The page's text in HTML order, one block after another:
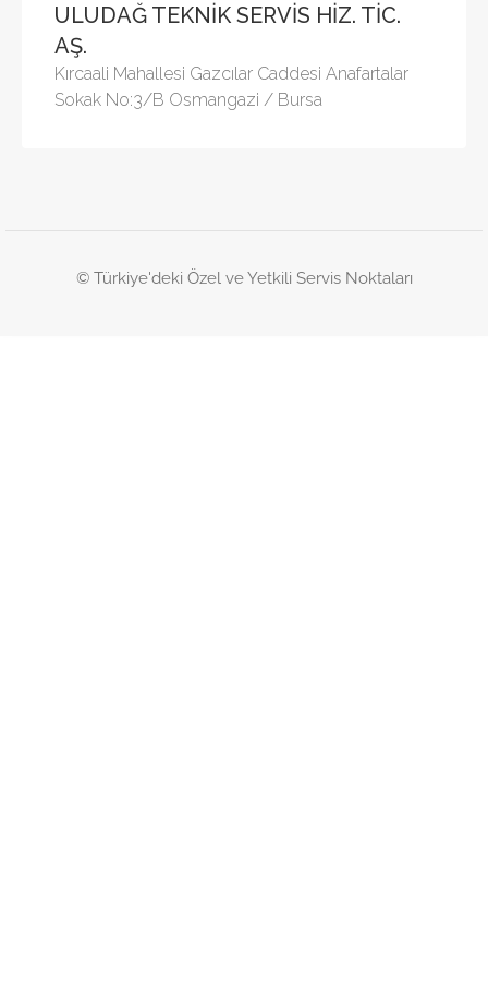
ULUDAĞ TEKNİK SERVİS HİZ. TİC.
AŞ.
Kırcaali Mahallesi Gazcılar Caddesi Anafartalar
Sokak No:3/B Osmangazi / Bursa
© Türkiye'deki Özel ve Yetkili Servis Noktaları